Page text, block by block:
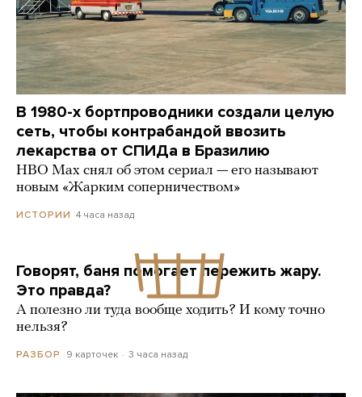
В 1980-х бортпроводники создали целую
сеть, чтобы контрабандой ввозить
лекарства от СПИДа в Бразилию
HBO Max снял об этом сериал — его называют
новым «Жарким соперничеством»
ИСТОРИИ 4 часа назад
Говорят, баня помогает пережить жару.
Это правда?
А полезно ли туда вообще ходить? И кому точно
нельзя?
РАЗБОР 9 карточек 3 часа назад